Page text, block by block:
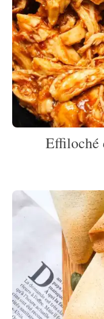
Effiloché